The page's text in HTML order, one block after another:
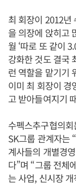
최 회장이 2012년
을 의장에 앉히고
월 ‘따로 또 같이
강화한 것도 결국
런 역할을 맡기기
이미 최 회장이 경
고 받아들여지기
수펙스추구협의
SK그룹 관계자는
계사들의 개별경
다”며 “그룹 전체
는 사업, 신시장